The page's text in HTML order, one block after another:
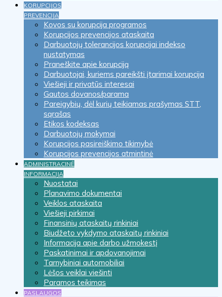
KORUPCIJOS
PREVENCIJA
Kovos su korupcija programos
Korupcijos prevencijos ataskaita
Darbuotojų tolerancijos korupcijai indekso
nustatymas
Praneškite apie korupciją
Darbuotojai, kuriems pareikšti įtarimai korupcija
Viešieji ir privatūs interesai
Gautos dovanos/parama
Pareigybių, dėl kurių teikiamas prašymas STT,
sąrašas
Etikos kodeksas
Darbuotojų mokymai
Korupcijos pasireiškimo tikimybė
Korupcijos prevencijos atmintinė
ADMINISTRACINĖ
INFORMACIJA
Nuostatai
Planavimo dokumentai
Veiklos ataskaita
Viešieji pirkimai
Finansinių ataskaitų rinkiniai
Biudžeto vykdymo ataskaitų rinkiniai
Informacija apie darbo užmokestį
Paskatinimai ir apdovanojimai
Tarnybiniai automobiliai
Lėšos veiklai viešinti
Paramos teikimas
PASLAUGOS